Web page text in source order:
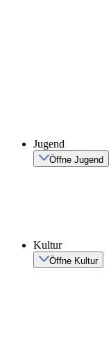
Jugend
Öffne Jugend
Kultur
Öffne Kultur